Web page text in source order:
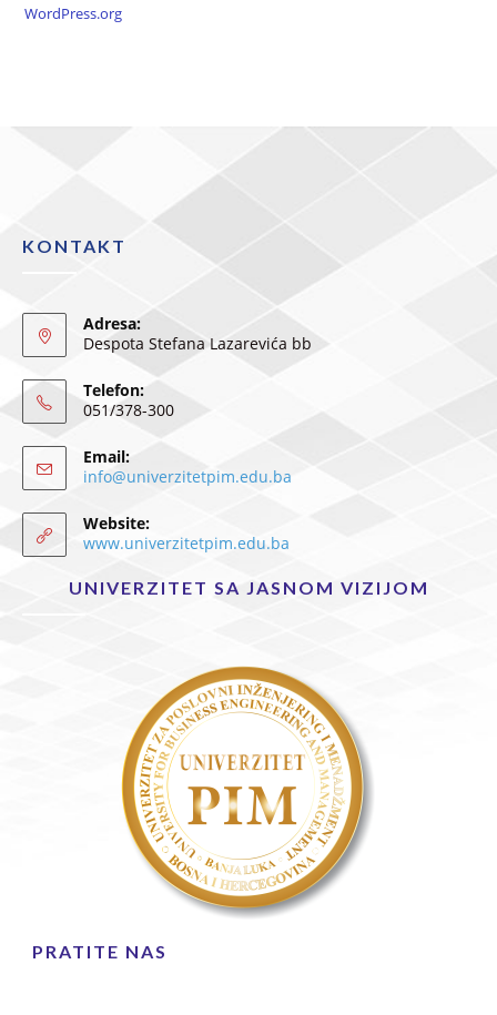
WordPress.org
KONTAKT
Adresa:
Despota Stefana Lazarevića bb
Telefon:
051/378-300
Email:
info@univerzitetpim.edu.ba
Website:
www.univerzitetpim.edu.ba
UNIVERZITET SA JASNOM VIZIJOM
PRATITE NAS